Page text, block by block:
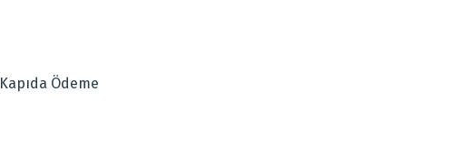
Kapıda Ödeme